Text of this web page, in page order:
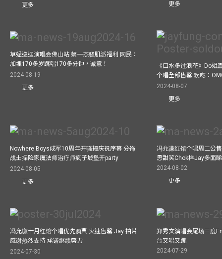
更多
更多
草蜢巡迴演唱会佛山站 蔡一杰骚肌派福利 网民：
加埋170多岁跳唱170多分钟，诚意！
2024-08-19
更多
《口水多过浪花》Do姐
个唱全部售罄 欢唿：
2024-08-07
更多
Nowhere Boys成军10周年开骚揭庆祝序幕 分饰
战士探险家魔法师治疗师疯子城堡开party
2024-08-05
更多
冯允谦红馆个唱周二公
思甜笑Chok样Jay多面睇
2024-08-02
更多
冯允谦十月红馆个唱优先购票 火速售罄 Jay 拍片
感谢热烈支持 承诺继续努力
2024-07-30
郑秀文演唱会尾场三度
台又唱又跳
2024-07-29